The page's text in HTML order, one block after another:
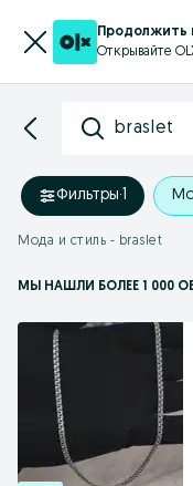
Продолжить
Открывайте
braslet
Фильтры·1
Мода и стиль - braslet
МЫ НАШЛИ БОЛЕЕ 1 000